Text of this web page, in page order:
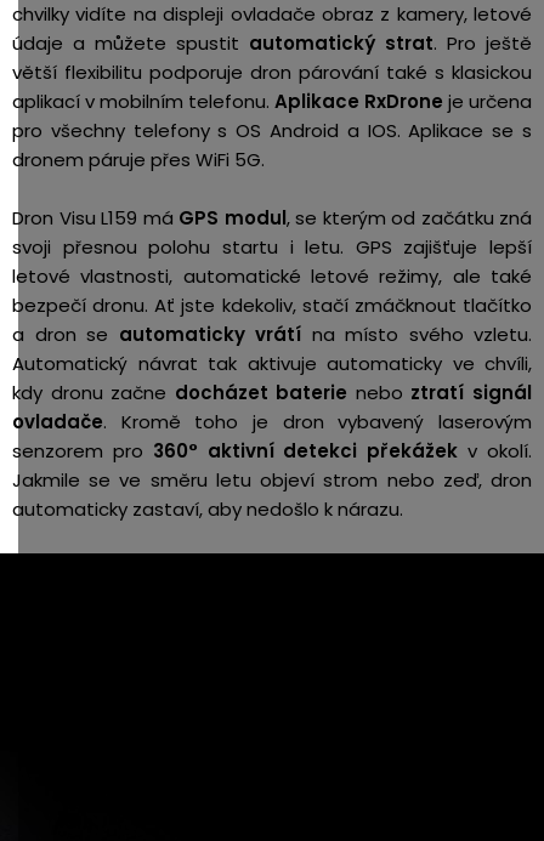
chvilky vidíte na displeji ovladače obraz z kamery, letové
údaje a můžete spustit automatický strat. Pro ještě
větší flexibilitu podporuje dron párování také s klasickou
aplikací v mobilním telefonu. Aplikace RxDrone je určena
pro všechny telefony s OS Android a IOS. Aplikace se s
dronem páruje přes WiFi 5G.
Dron Visu L159 má GPS modul, se kterým od začátku zná
svoji přesnou polohu startu i letu. GPS zajišťuje lepší
letové vlastnosti, automatické letové režimy, ale také
bezpečí dronu. Ať jste kdekoliv, stačí zmáčknout tlačítko
a dron se automaticky vrátí na místo svého vzletu.
Automatický návrat tak aktivuje automaticky ve chvíli,
kdy dronu začne docházet baterie nebo ztratí signál
ovladače. Kromě toho je dron vybavený laserovým
senzorem pro 360° aktivní detekci překážek v okolí.
Jakmile se ve směru letu objeví strom nebo zeď, dron
automaticky zastaví, aby nedošlo k nárazu.